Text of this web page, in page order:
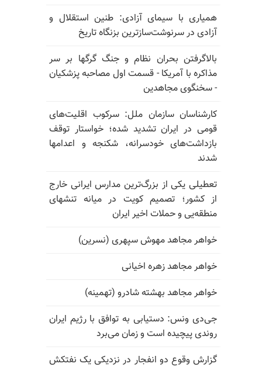
همیاری با سیمای آزادی: طنین استقلال و
آزادی در سرنوشت‌سازترین بزنگاه تاریخ
بالا‌گرفتن بحران نظام و جنگ گرگها بر سر
مذاکره با آمریکا - قسمت اول مصاحبه پزشکیان
- سخنگوی مجاهدین
کارشناسان سازمان ملل: سرکوب اقلیت‌های
قومی در ایران تشدید شده؛ خواستار توقف
بازداشت‌های خودسرانه، شکنجه و اعدامها
شدند
تعطیلی یکی از بزرگ‌ترین مدارس ایرانی خارج
از کشور؛ تصمیم کویت در میانه تنشهای
منطقه‌یی و حملات اخیر ایران
خواهر مجاهد مهوش سپهری (نسرین)
خواهر مجاهد زهره اخیانی
خواهر مجاهد بهشته شادرو (تهمینه)
جی‌دی ونس: دستیابی به توافق با رژیم ایران
روندی پیچیده است و زمان می‌برد
گزارش وقوع دو انفجار در نزدیکی یک نفتکش